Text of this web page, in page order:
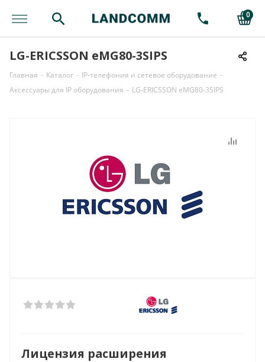
0
LG-ERICSSON eMG80-3SIPS
Главная - Каталог - IP-телефония и сетевое оборудование -
Аксессуары для IP оборудования - LG-ERICSSON eMG80-3SIPS
Лицензия расширения